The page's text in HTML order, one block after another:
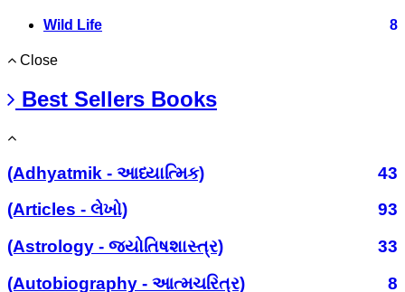
Wild Life 8
Close
Best Sellers Books
(Adhyatmik - આધ્યાત્મિક)
43
(Articles - લેખો)
93
(Astrology - જ્યોતિષશાસ્ત્ર)
33
(Autobiography - આત્મચરિત્ર)
8